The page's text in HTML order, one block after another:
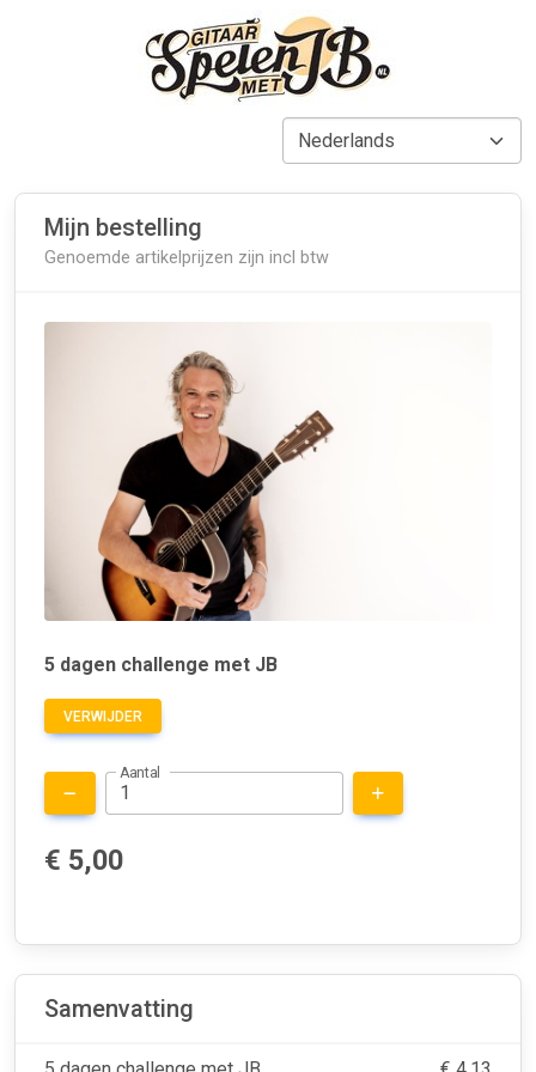
Mijn bestelling
Genoemde artikelprijzen zijn incl btw
5 dagen challenge met JB
VERWIJDER
Aantal
€ 5,00
Samenvatting